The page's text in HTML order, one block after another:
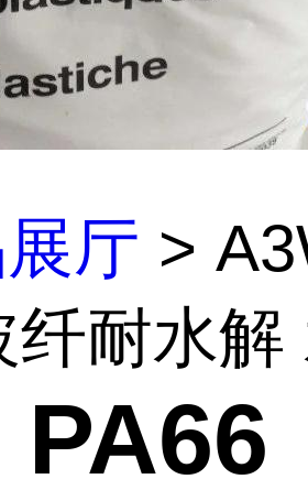
厅 >
纤耐水解